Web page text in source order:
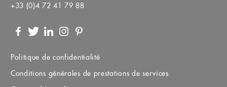
+33 (0)4 72 41 79 88
Politique de confidentialité
Conditions générales de prestations de services